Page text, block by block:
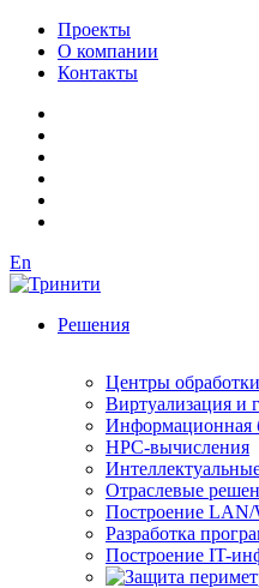
Проекты
О компании
Контакты
En
Решения
Центры
Виртуализация и
Информационная
HPC-вычисления
Отраслевые
Построение LAN/
Разработка
Построение IT-